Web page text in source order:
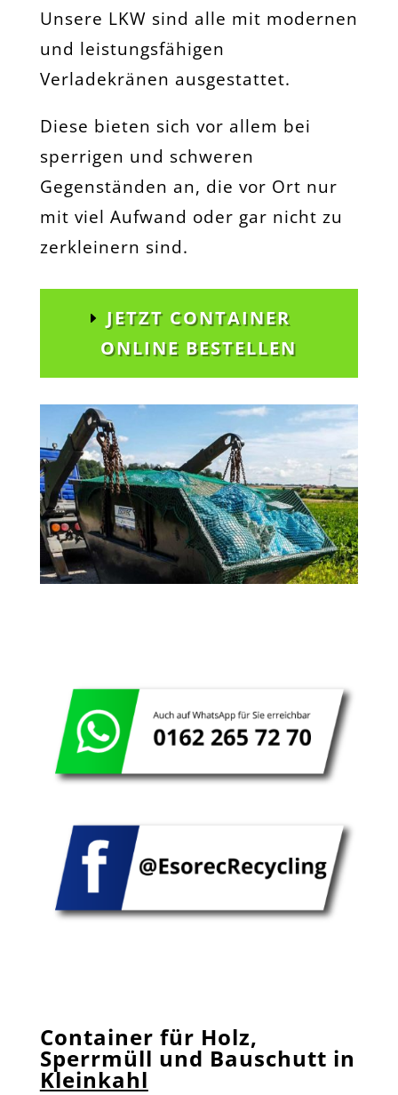
Unsere LKW sind alle mit modernen
und leistungsfähigen
Verladekränen ausgestattet.
Diese bieten sich vor allem bei
sperrigen und schweren
Gegenständen an, die vor Ort nur
mit viel Aufwand oder gar nicht zu
zerkleinern sind.
JETZT CONTAINER
ONLINE BESTELLEN
Container für Holz,
Sperrmüll und Bauschutt in
Kleinkahl